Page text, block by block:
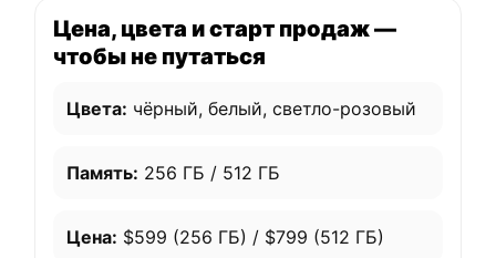
Цена, цвета и старт продаж —
чтобы не путаться
Цвета: чёрный, белый, светло-розовый
Память: 256 ГБ / 512 ГБ
Цена: $599 (256 ГБ) / $799 (512 ГБ)